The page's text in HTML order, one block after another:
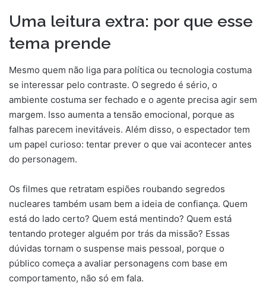
Uma leitura extra: por que esse
tema prende
Mesmo quem não liga para política ou tecnologia costuma
se interessar pelo contraste. O segredo é sério, o
ambiente costuma ser fechado e o agente precisa agir sem
margem. Isso aumenta a tensão emocional, porque as
falhas parecem inevitáveis. Além disso, o espectador tem
um papel curioso: tentar prever o que vai acontecer antes
do personagem.
Os filmes que retratam espiões roubando segredos
nucleares também usam bem a ideia de confiança. Quem
está do lado certo? Quem está mentindo? Quem está
tentando proteger alguém por trás da missão? Essas
dúvidas tornam o suspense mais pessoal, porque o
público começa a avaliar personagens com base em
comportamento, não só em fala.